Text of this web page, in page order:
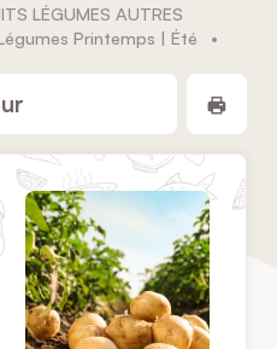
LÉGUMES AUTRES
Printemps | Été
•